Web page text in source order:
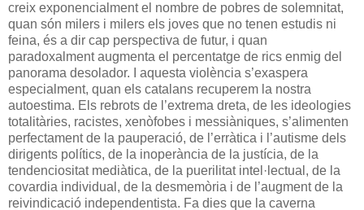
creix exponencialment el nombre de pobres de solemnitat,
quan són milers i milers els joves que no tenen estudis ni
feina, és a dir cap perspectiva de futur, i quan
paradoxalment augmenta el percentatge de rics enmig del
panorama desolador. I aquesta violència s’exaspera
especialment, quan els catalans recuperem la nostra
autoestima. Els rebrots de l’extrema dreta, de les ideologies
totalitàries, racistes, xenòfobes i messiàniques, s’alimenten
perfectament de la pauperació, de l’erràtica i l’autisme dels
dirigents polítics, de la inoperància de la justícia, de la
tendenciositat mediàtica, de la puerilitat intel·lectual, de la
covardia individual, de la desmemòria i de l’augment de la
reivindicació independentista. Fa dies que la caverna